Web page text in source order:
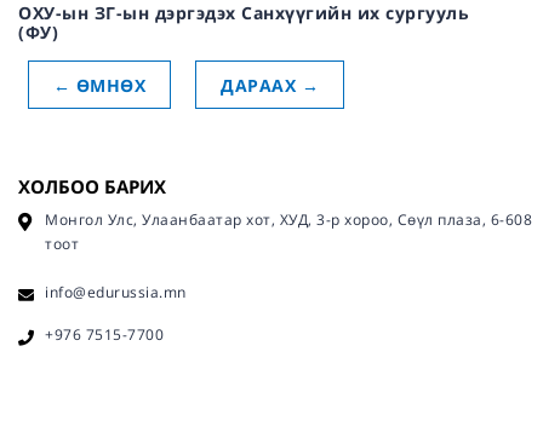
ОХУ-ын ЗГ-ын дэргэдэх Санхүүгийн их сургууль
(ФУ)
← ӨМНӨХ ДАРААХ →
ХОЛБОО БАРИХ
Монгол Улс, Улаанбаатар хот, ХУД, 3-р хороо, Сөүл плаза, 6-608
тоот
info@edurussia.mn
+976 7515-7700